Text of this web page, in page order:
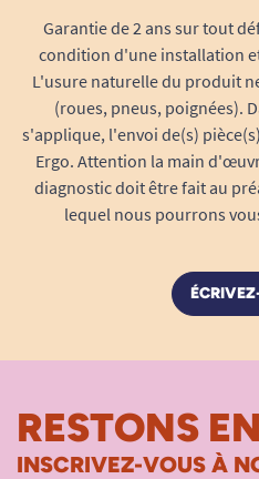
Garantie de 2 ans sur tout
condition d'une installation
L'usure naturelle du produit
(roues, pneus, poignées).
s'applique, l'envoi de(s)
Ergo. Attention la main
diagnostic doit être fait au
lequel nous pourrons
RESTONS
INSCRIVEZ-VOUS À